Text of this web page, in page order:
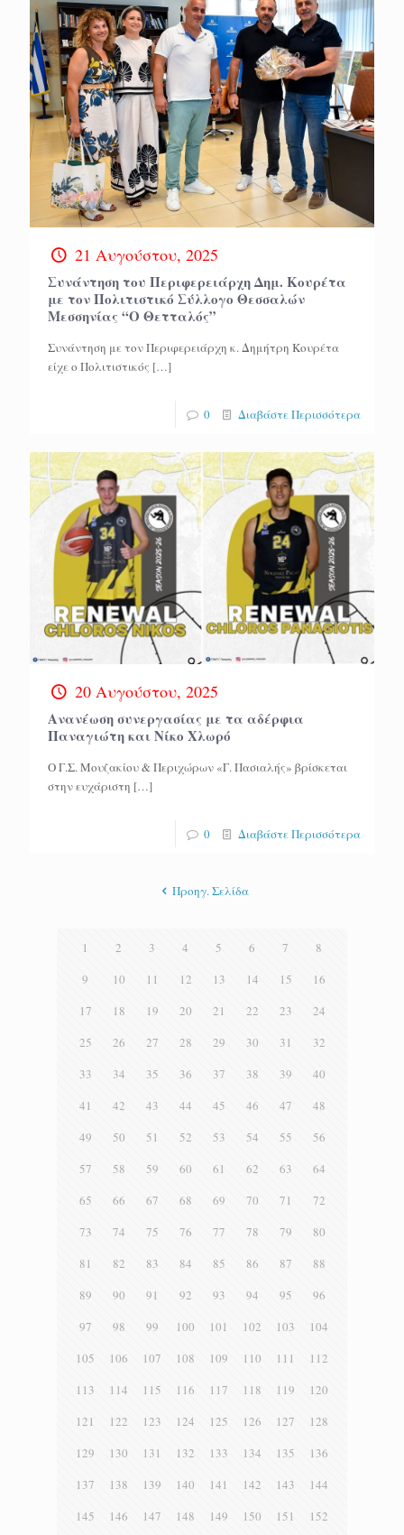
21 Αυγούστου, 2025
Συνάντηση του Περιφερειάρχη Δημ. Κουρέτα
με τον Πολιτιστικό Σύλλογο Θεσσαλών
Μεσσηνίας “Ο Θετταλός”
Συνάντηση με τον Περιφερειάρχη κ. Δημήτρη Κουρέτα
είχε ο Πολιτιστικός […]
0 Διαβάστε Περισσότερα
20 Αυγούστου, 2025
Ανανέωση συνεργασίας με τα αδέρφια
Παναγιώτη και Νίκο Χλωρό
Ο Γ.Σ. Μουζακίου & Περιχώρων «Γ. Πασιαλής» βρίσκεται
στην ευχάριστη […]
0 Διαβάστε Περισσότερα
Προηγ. Σελίδα
1 2 3 4 5 6 7
8
9
10 11 12 13 14 15
16
17
18 19 20 21 22 23
24
25
26 27 28 29 30 31
32
33
34 35 36 37 38 39
40
41
42 43 44 45 46 47
48
49
50 51 52 53 54 55
56
57
58 59 60 61 62 63
64
65
66 67 68 69 70 71
72
73
74 75 76 77 78 79
80
81
82 83 84 85 86 87
88
89
90 91 92 93 94 95
96
97
98 99 100 101 102 103
104
105
106 107 108 109 110 111
112
113
114 115 116 117 118 119
120
121
122 123 124 125 126 127
128
129
130 131 132 133 134 135
136
137
138 139 140 141 142 143
144
145
146 147 148 149 150 151
152